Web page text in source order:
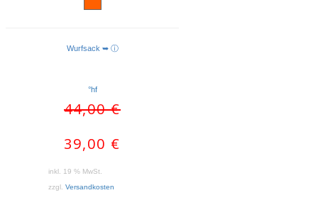
Wurfsack ➥ ⓘ
°hf
44,00€
39,00 €
inkl. 19 % MwSt.
zzgl. Versandkosten